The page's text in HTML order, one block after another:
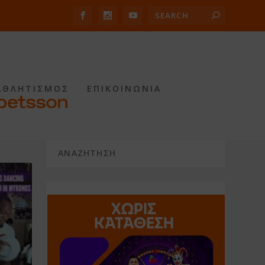
ΕΠΙΚΟΙΝΩΝΙΑ